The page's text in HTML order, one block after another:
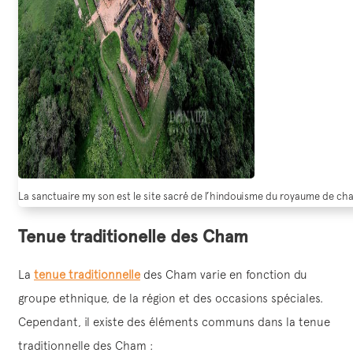
La sanctuaire my son est le site sacré de l’hindouisme du royaume de
Tenue traditionelle des Cham
La tenue traditionnelledes Cham varie en fonction du
groupe ethnique, de la région et des occasions spéciales.
Cependant, il existe des éléments communs dans la tenue
traditionnelle des Cham :